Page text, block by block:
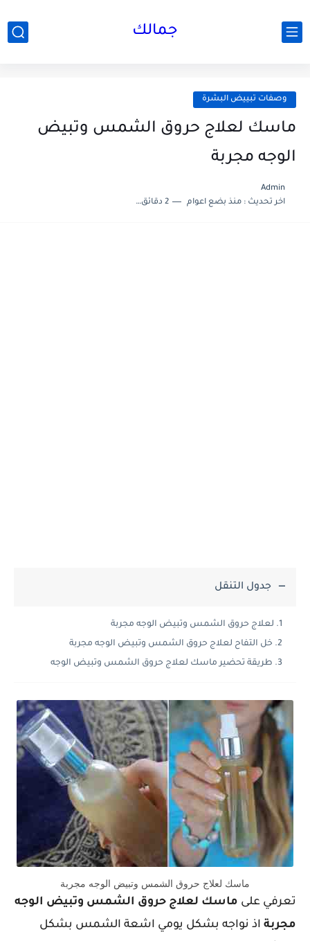
جمالك
وصفات تبييض البشرة
ماسك لعلاج حروق الشمس وتبيض
الوجه مجربة
Admin
اخر تحديث :منذ بضع اعوام 2 دقائق للقراءة
جدول التنقل
لعلاج حروق الشمس وتبيض الوجه مجربة
خل التفاح لعلاج حروق الشمس وتبيض الوجه مجربة
طريقة تحضير ماسك لعلاج حروق الشمس وتبيض الوجه
ماسك لعلاج حروق الشمس وتبيض الوجه مجربة
تعرفي على ماسك لعلاج حروق الشمس وتبيض الوجه
مجربة اذ نواجه بشكل يومي اشعة الشمس بشكل